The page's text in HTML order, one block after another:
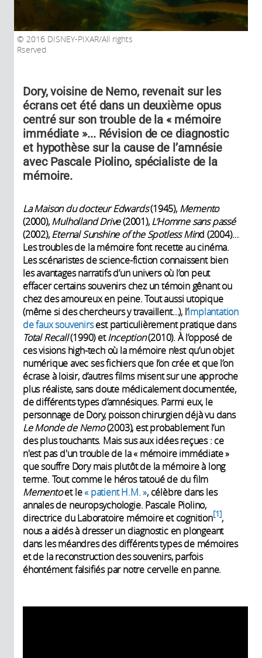
2016 DISNEY-PIXAR/All rights
Rserved
Dory, voisine de Nemo, revenait sur les
écrans cet été dans un deuxième opus
centré sur son trouble de la « mémoire
immédiate »... Révision de ce diagnostic
et hypothèse sur la cause de l’amnésie
avec Pascale Piolino, spécialiste de la
mémoire.
La Maison du docteur Edwards(1945), Memento
(2000),Mulholland Drive(2001),L’Homme sans passé
(2002),Eternal Sunshine of the Spotless Mind (2004)…
Les troubles de la mémoire font recette au cinéma.
Les scénaristes de science-fiction connaissent bien
les avantages narratifs d’un univers où l’on peut
effacer certains souvenirs chez un témoin gênant ou
chez des amoureux en peine. Tout aussi utopique
(même si des chercheurs y travaillent…), l’implantation
de faux souvenirsest particulièrement pratique dans
Total Recall(1990) etInception(2010). À l’opposé de
ces visions high-tech où la mémoire n’est qu’un objet
numérique avec ses fichiers que l’on crée et que l’on
écrase à loisir, d’autres films misent sur une approche
plus réaliste, sans doute médicalement documentée,
de différents types d’amnésiques. Parmi eux, le
personnage de Dory, poisson chirurgien déjà vu dans
Le Monde de Nemo(2003), est probablement l’un
des plus touchants. Mais sus aux idées reçues : ce
n'est pas d'un trouble de la « mémoire immédiate »
que souffre Dory mais plutôt de la mémoire à long
terme. Tout comme le héros tatoué de du film
Mementoet le« patient H.M. », célèbre dans les
annales de neuropsychologie. Pascale Piolino,
directrice du Laboratoire mémoire et cognition 1 ,
nous a aidés à dresser un diagnostic en plongeant
dans les méandres des différents types de mémoires
et de la reconstruction des souvenirs, parfois
éhontément falsifiés par notre cervelle en panne.